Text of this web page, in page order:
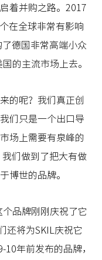
着并购之路。2017
在全球非常有影响
德国非常高端小众
的主流市场上去。
的呢？我们真正创
们只是一个出口导
场上需要有泉峰的
们做到了把大有做
博世的品牌。
品牌刚刚庆祝了它
还将为SKIL庆祝它
10年前发布的品牌，